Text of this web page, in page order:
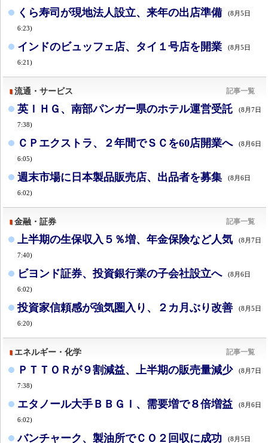
くら寿司が現地法人設立、来年の出店準備 (8月5日
6:23)
インドのビュッフェ店、タイ１号店を開業 (8月5日
6:21)
流通・サービス 記事一覧
英ＩＨＧ、南部パンガー県のホテル運営受託 (8月7日
7:38)
ＣＰエクストラ、２年間でＳＣを60店開業へ (8月6日
6:05)
週末市場に日本製品販売店、出品者を募集 (8月6日
6:02)
金融・証券 記事一覧
上半期の生保収入５％増、年金保険など人気 (8月7日
7:40)
ビヨンド証券、投資銀行業の子会社設立へ (8月6日
6:02)
投資家信頼感が強気圏入り、２カ月ぶり改善 (8月5日
6:20)
エネルギー・化学 記事一覧
ＰＴＴＯＲが９割減益、上半期の販売量減少 (8月7日
7:38)
エタノール大手ＢＢＧＩ、需要増で８倍増益 (8月6日
6:02)
バンチャーク、製油所でＣＯ２回収に成功 (8月5日